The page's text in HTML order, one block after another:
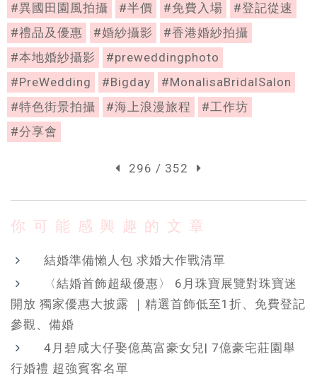
#異國田園風拍攝
#半價 #免費入場
#登記從速
#禮品及優惠
#婚紗攝影
#香港婚紗拍攝
#本地婚紗攝影
#preweddingphoto
#PreWedding
#Bigday
#MonalisaBridalSalon
#特色街景拍攝
#海上浪漫旅程
#工作坊
#分享會
296 / 352
你可能感興趣的文章
結婚準備懶人包 求婚大作戰清單
〈結婚首飾超級優惠〉 6月珠寶展覽對珠寶迷
開放 獨家優惠大披露 ｜精選首飾低至1折、免費登記
參觀、備婚
4月碧咸大仔娶億萬富豪女兒| 7億豪宅莊園舉
行婚禮 超強賓客名單